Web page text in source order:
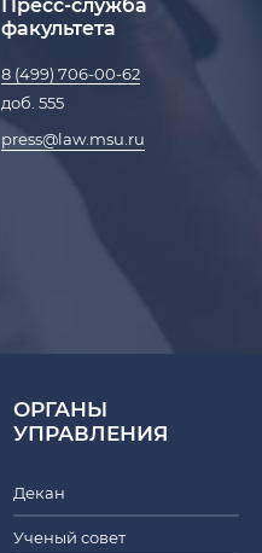
Пресс-служба
факультета
8 (499) 706-00-62
доб. 555
press@law.msu.ru
ОРГАНЫ
УПРАВЛЕНИЯ
Декан
Ученый совет